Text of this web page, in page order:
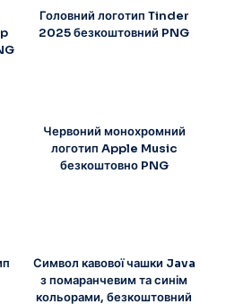
Головний логотип Tinder
2025 безкоштовний PNG
Червоний монохромний
логотип Apple Music
безкоштовно PNG
Символ кавової чашки Java
з помаранчевим та синім
кольорами, безкоштовний